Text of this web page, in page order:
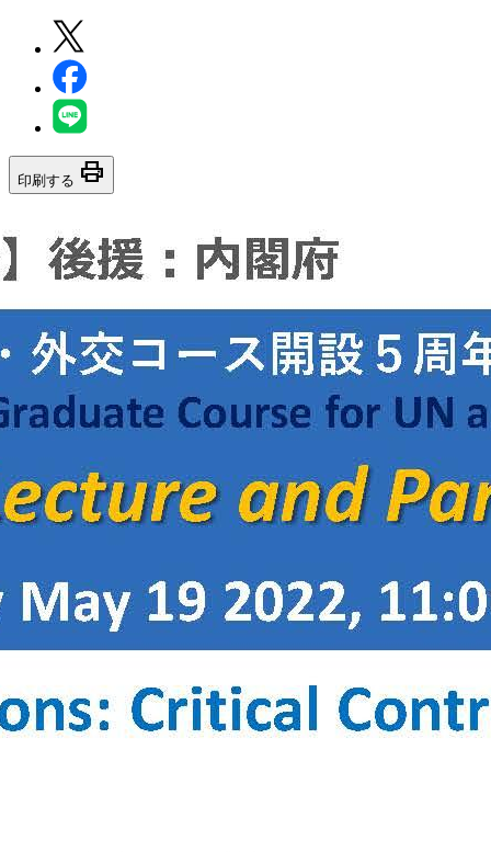
印刷する print